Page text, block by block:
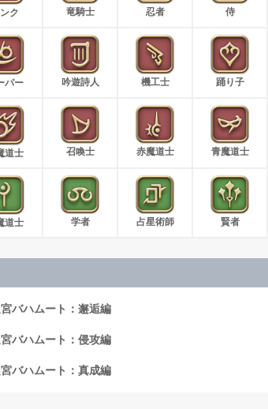
ク 竜騎士 忍者 侍
パー 吟遊詩人 機工士 踊り子
道士 召喚士 赤魔道士 青魔道士
道士 学者 占星術師 賢者
バハムート：邂逅編
バハムート：侵攻編
バハムート：真成編